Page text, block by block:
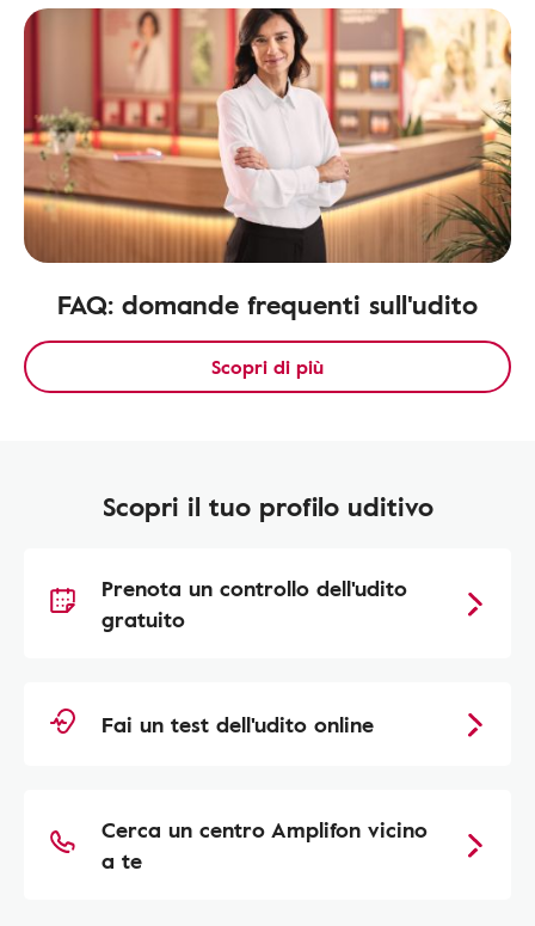
FAQ: domande frequenti sull'udito
Scopri di più
Scopri il tuo profilo uditivo
Prenota un controllo dell'udito
gratuito
Fai un test dell'udito online
Cerca un centro Amplifon vicino
a te